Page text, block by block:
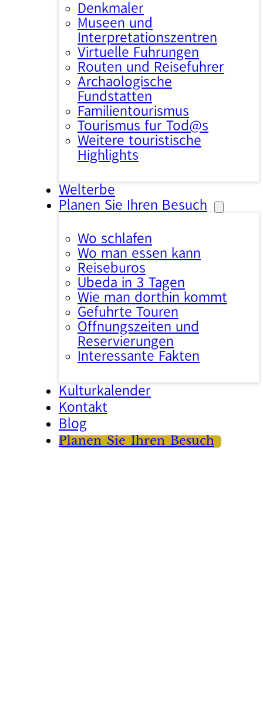
Denkmäler
Museen und
Interpretationszentren
Virtuelle Führungen
Routen und Reiseführer
Archäologische
Fundstätten
Familientourismus
Tourismus für Tod@s
Weitere touristische
Highlights
Welterbe
Planen Sie Ihren Besuch
Wo schlafen
Wo man essen kann
Reisebüros
Úbeda in 3 Tagen
Wie man dorthin kommt
Geführte Touren
Öffnungszeiten und
Reservierungen
Interessante Fakten
Kulturkalender
Kontakt
Blog
Planen Sie Ihren Besuch